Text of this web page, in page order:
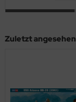
Zuletzt angesehen